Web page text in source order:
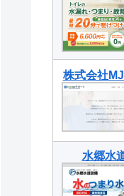
株式会社
水郷水